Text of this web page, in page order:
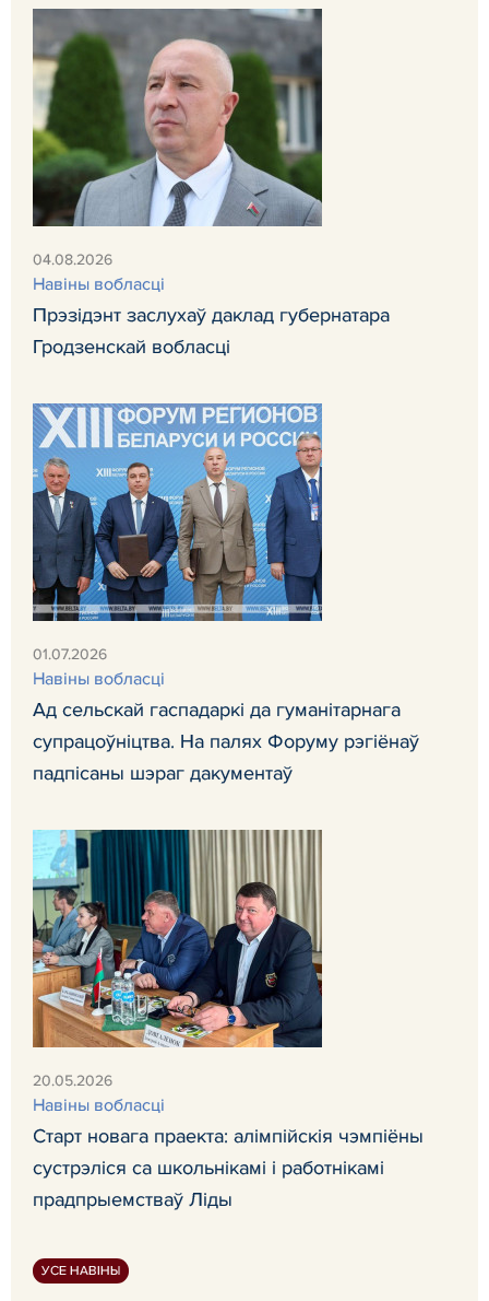
04.08.2026
Навiны вобласці
Прэзідэнт заслухаў даклад губернатара
Гродзенскай вобласці
01.07.2026
Навiны вобласці
Ад сельскай гаспадаркі да гуманітарнага
супрацоўніцтва. На палях Форуму рэгіёнаў
падпісаны шэраг дакументаў
20.05.2026
Навiны вобласці
Старт новага праекта: алімпійскія чэмпіёны
сустрэліся са школьнікамі і работнікамі
прадпрыемстваў Ліды
УСЕ НАВІНЫ